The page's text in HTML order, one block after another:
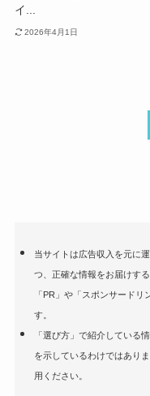
イ...
2026年4月1日
当サイトは広告収入を元に
つ、正確な情報をお届けす
「PR」や「スポンサード
す。
「選び方」で紹介している
を示しているわけではあり
用ください。